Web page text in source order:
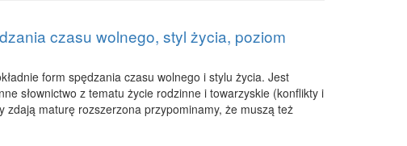
czasu wolnego, styl życia, poziom
form spędzania czasu wolnego i stylu życia. Jest
słownictwo z tematu życie rodzinne i towarzyskie (konflikty i
maturę rozszerzona przypominamy, że muszą też